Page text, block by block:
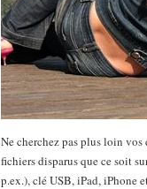
Ne cherchez pas plus loin vos
fichiers disparus que ce soit
p.ex.), clé USB, iPad, iPhone